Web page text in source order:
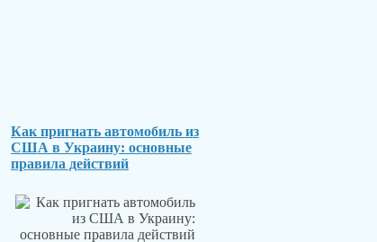
Как пригнать автомобиль из
США в Украину: основные
правила действий